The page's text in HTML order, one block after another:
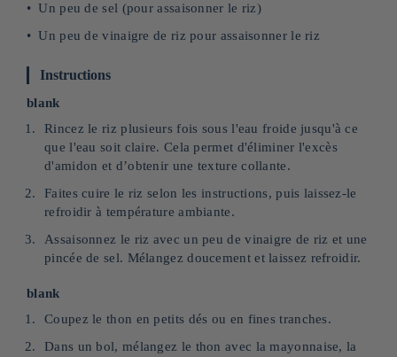
Un peu de sel (pour assaisonner le riz)
Un peu de vinaigre de riz pour assaisonner le riz
Instructions
blank
Rincez le riz plusieurs fois sous l'eau froide jusqu'à ce
que l'eau soit claire. Cela permet d'éliminer l'excès
d'amidon et d’obtenir une texture collante.
Faites cuire le riz selon les instructions, puis laissez-le
refroidir à température ambiante.
Assaisonnez le riz avec un peu de vinaigre de riz et une
pincée de sel. Mélangez doucement et laissez refroidir.
blank
Coupez le thon en petits dés ou en fines tranches.
Dans un bol, mélangez le thon avec la mayonnaise, la